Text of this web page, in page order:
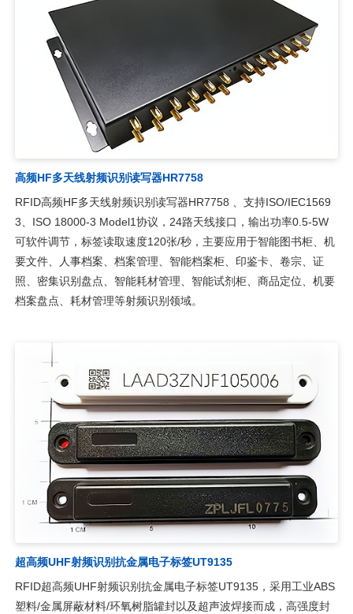
高频HF多天线射频识别读写器HR7758
RFID高频HF多天线射频识别读写器HR7758 、支持ISO/IEC1569
3、ISO 18000-3 Model1协议，24路天线接口，输出功率0.5-5W
可软件调节，标签读取速度120张/秒，主要应用于智能图书柜、机
要文件、人事档案、档案管理、智能档案柜、印鉴卡、卷宗、证
照、密集识别盘点、智能耗材管理、智能试剂柜、商品定位、机要
档案盘点、耗材管理等射频识别领域。
超高频UHF射频识别抗金属电子标签UT9135
RFID超高频UHF射频识别抗金属电子标签UT9135，采用工业ABS
塑料/金属屏蔽材料/环氧树脂罐封以及超声波焊接而成，高强度封